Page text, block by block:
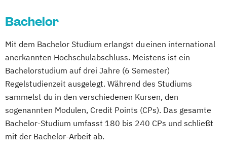
Bachelor
Mit dem Bachelor Studium erlangst du einen international
anerkannten Hochschulabschluss. Meistens ist ein
Bachelorstudium auf drei Jahre (6 Semester)
Regelstudienzeit ausgelegt. Während des Studiums
sammelst du in den verschiedenen Kursen, den
sogenannten Modulen, Credit Points (CPs). Das gesamte
Bachelor-Studium umfasst 180 bis 240 CPs und schließt
mit der Bachelor-Arbeit ab.